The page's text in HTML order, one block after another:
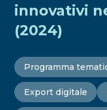
innovativi
(2024)
Programma
Export digitale